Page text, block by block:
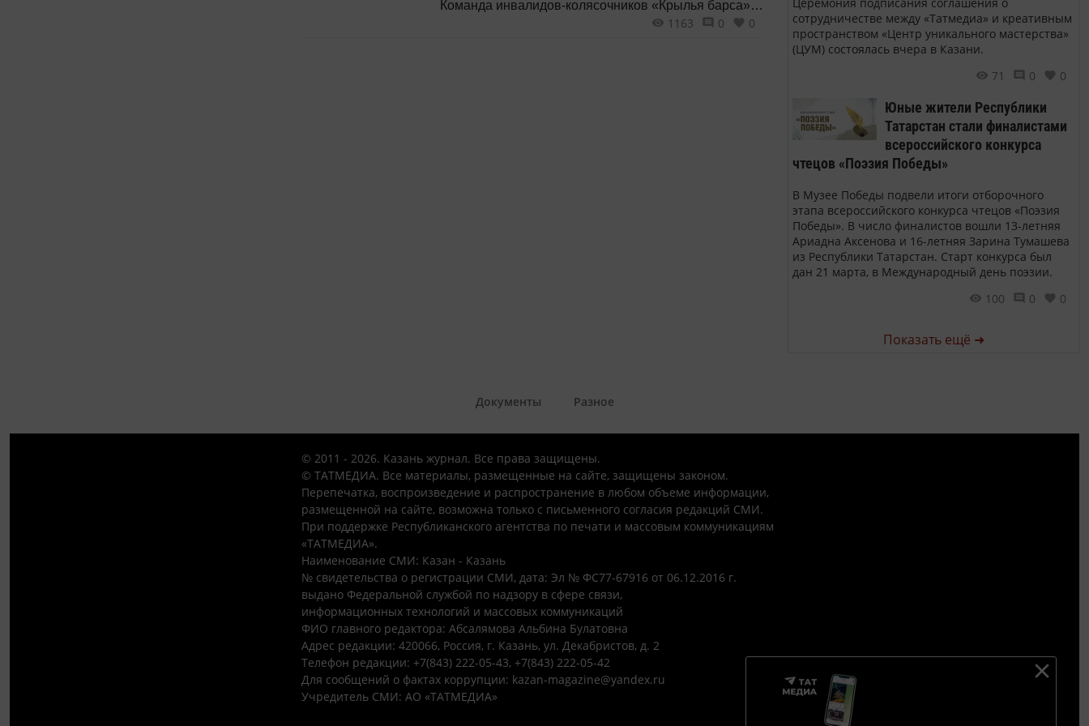
Команда инвалидов-колясочников «Крылья барса» -
одна из самых молодых в стране, но это не мешает
1163 0 0
сотрудничестве между «Татмедиа» и креативным
пространством «Центр уникального мастерства»
(ЦУМ) состоялась вчера в Казани.
71
0 0
Юные жители Республики
Татарстан стали финалистами
всероссийского конкурса
чтецов «Поэзия Победы»
В Музее Победы подвели итоги отборочного
этапа всероссийского конкурса чтецов «Поэзия
Победы». В число финалистов вошли 13-летняя
Ариадна Аксенова и 16-летняя Зарина Тумашева
из Республики Татарстан. Старт конкурса был
дан 21 марта, в Международный день поэзии.
100
0 0
Показать ещё ➜
Документы Разное
© 2011 - 2026. Казань журнал. Все права защищены.
© ТАТМЕДИА. Все материалы, размещенные на сайте, защищены законом.
Перепечатка, воспроизведение и распространение в любом объеме информации,
размещенной на сайте, возможна только с письменного согласия редакций СМИ.
При поддержке Республиканского агентства по печати и массовым коммуникациям
«ТАТМЕДИА».
Наименование СМИ: Казан - Казань
№ свидетельства о регистрации СМИ, дата: Эл № ФС77-67916 от 06.12.2016 г.
выдано Федеральной службой по надзору в сфере связи,
информационных технологий и массовых коммуникаций
ФИО главного редактора: Абсалямова Альбина Булатовна
Адрес редакции: 420066, Россия, г. Казань, ул. Декабристов, д. 2
Телефон редакции: +7(843) 222-05-43, +7(843) 222-05-42
Для сообщений о фактах коррупции: kazan-magazine@yandex.ru
Учредитель СМИ: АО «ТАТМЕДИА»